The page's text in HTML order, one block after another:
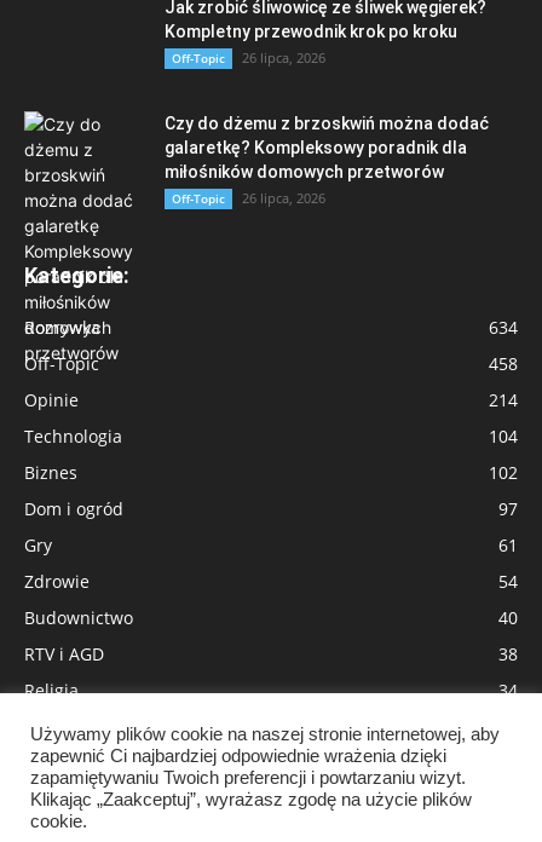
Jak zrobić śliwowicę ze śliwek węgierek?
Kompletny przewodnik krok po kroku
Off-Topic 26 lipca, 2026
Czy do dżemu z brzoskwiń można dodać
galaretkę? Kompleksowy poradnik dla
miłośników domowych przetworów
Off-Topic 26 lipca, 2026
Kategorie:
Rozrywka
634
Off-Topic
458
Opinie
214
Technologia
104
Biznes
102
Dom i ogród
97
Gry
61
Zdrowie
54
Budownictwo
40
RTV i AGD
38
Religia
34
Moda
31
Wnętrza
Pozycjonowanie
Używamy plików cookie na naszej stronie internetowej, aby
zapewnić Ci najbardziej odpowiednie wrażenia dzięki
zapamiętywaniu Twoich preferencji i powtarzaniu wizyt.
Klikając „Zaakceptuj”, wyrażasz zgodę na użycie plików
cookie.